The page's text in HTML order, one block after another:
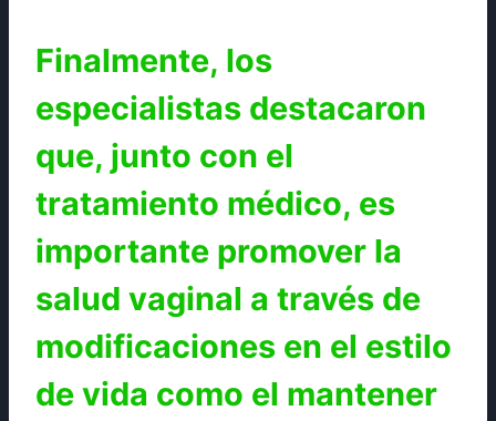
Finalmente, los
especialistas destacaron
que, junto con el
tratamiento médico, es
importante promover la
salud vaginal a través de
modificaciones en el estilo
de vida como el mantener